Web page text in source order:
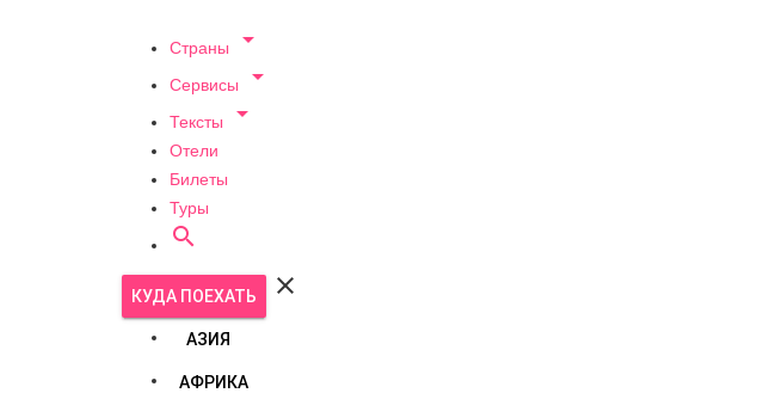
Страны 
Сервисы 
Тексты 
Отели
Билеты
Туры

КУДА ПОЕХАТЬ 
АЗИЯ
АФРИКА